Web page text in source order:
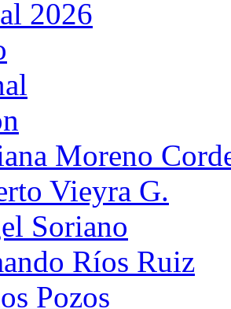
2026
Moreno
Vieyra G.
Soriano
Ríos Ruiz
Pozos